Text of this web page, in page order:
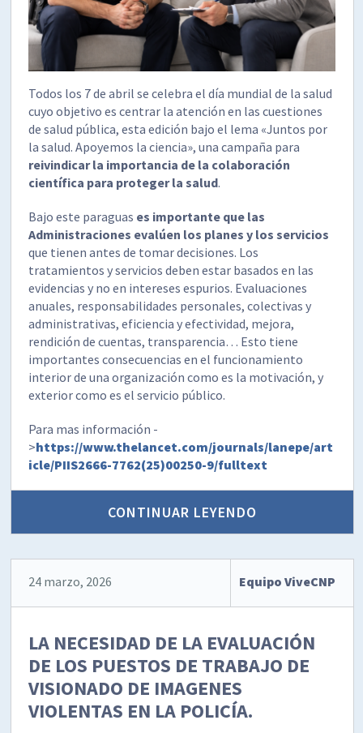
Todos los 7 de abril se celebra el día mundial de la salud
cuyo objetivo es centrar la atención en las cuestiones
de salud pública, esta edición bajo el lema «Juntos por
la salud. Apoyemos la ciencia», una campaña para
reivindicar la importancia de la colaboración
científica para proteger la salud.
Bajo este paraguas es importante que las
Administraciones evalúen los planes y los servicios
que tienen antes de tomar decisiones. Los
tratamientos y servicios deben estar basados en las
evidencias y no en intereses espurios. Evaluaciones
anuales, responsabilidades personales, colectivas y
administrativas, eficiencia y efectividad, mejora,
rendición de cuentas, transparencia… Esto tiene
importantes consecuencias en el funcionamiento
interior de una organización como es la motivación, y
exterior como es el servicio público.
Para mas información -
>https://www.thelancet.com/journals/lanepe/art
icle/PIIS2666-7762(25)00250-9/fulltext
CONTINUAR LEYENDO
24 marzo, 2026 Equipo ViveCNP
LA NECESIDAD DE LA EVALUACIÓN
DE LOS PUESTOS DE TRABAJO DE
VISIONADO DE IMAGENES
VIOLENTAS EN LA POLICÍA.